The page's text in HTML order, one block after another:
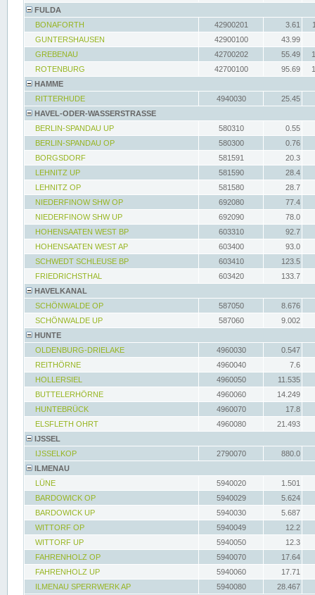
FULDA
BONAFORTH
42900201 3.61
GUNTERSHAUSEN
42900100
43.99
GREBENAU
42700202 55.49
ROTENBURG
42700100 95.69
HAMME
RITTERHUDE
4940030
25.45
HAVEL-ODER-WASSERSTRASSE
BERLIN-SPANDAU UP
580310
0.55
BERLIN-SPANDAU OP
580300
0.76
BORGSDORF
581591
20.3
LEHNITZ UP
581590
28.4
LEHNITZ OP
581580
28.7
NIEDERFINOW SHW OP
692080
77.4
NIEDERFINOW SHW UP
692090
78.0
HOHENSAATEN WEST BP
603310
92.7
HOHENSAATEN WEST AP
603400
93.0
SCHWEDT SCHLEUSE BP
603410
123.5
FRIEDRICHSTHAL
603420
133.7
HAVELKANAL
SCHÖNWALDE OP
587050
8.676
SCHÖNWALDE UP
587060
9.002
HUNTE
OLDENBURG-DRIELAKE
4960030
0.547
REITHÖRNE
4960040
7.6
HOLLERSIEL
4960050
11.535
BUTTELERHÖRNE
4960060
14.249
HUNTEBRÜCK
4960070
17.8
ELSFLETH OHRT
4960080
21.493
IJSSEL
IJSSELKOP
2790070
880.0
ILMENAU
LÜNE
5940020
1.501
BARDOWICK OP
5940029
5.624
BARDOWICK UP
5940030
5.687
WITTORF OP
5940049
12.2
WITTORF UP
5940050
12.3
FAHRENHOLZ OP
5940070
17.64
FAHRENHOLZ UP
5940060
17.71
ILMENAU SPERRWERK AP
5940080
28.467